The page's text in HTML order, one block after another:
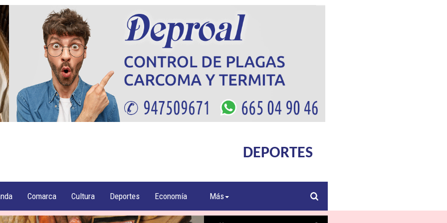
DEPORTES
Comarca Cultura Deportes Economía Más